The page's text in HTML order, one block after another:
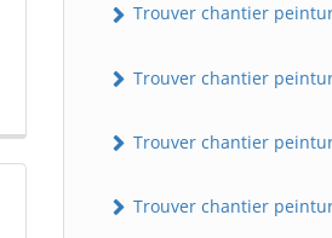
Trouver chantier
Trouver chantier
Trouver chantier
Trouver chantier